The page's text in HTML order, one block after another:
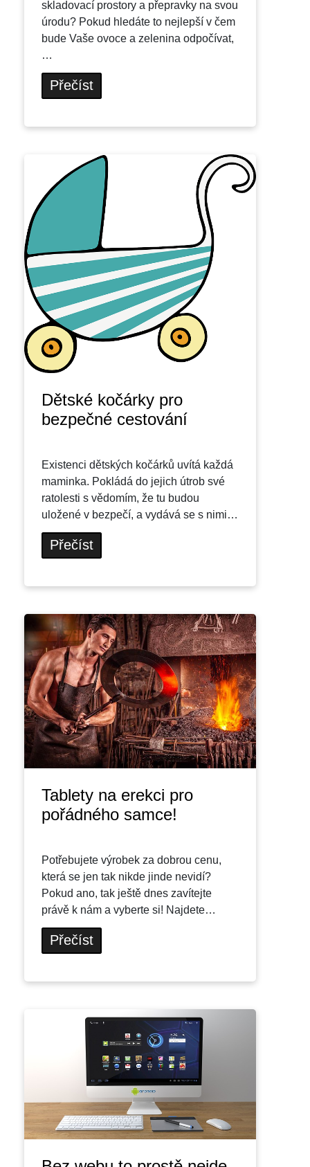
skladovací prostory a přepravky na svou
úrodu? Pokud hledáte to nejlepší v čem
bude Vaše ovoce a zelenina odpočívat,
…
Přečíst
Dětské kočárky pro
bezpečné cestování
Existenci dětských kočárků uvítá každá
maminka. Pokládá do jejich útrob své
ratolesti s vědomím, že tu budou
uložené v bezpečí, a vydává se s nimi…
Přečíst
Tablety na erekci pro
pořádného samce!
Potřebujete výrobek za dobrou cenu,
která se jen tak nikde jinde nevidí?
Pokud ano, tak ještě dnes zavítejte
právě k nám a vyberte si! Najdete…
Přečíst